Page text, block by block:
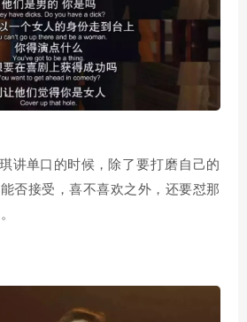
讲单口的时候， 除了要打磨自己的
否接受，喜不喜欢之外， 还要怼那